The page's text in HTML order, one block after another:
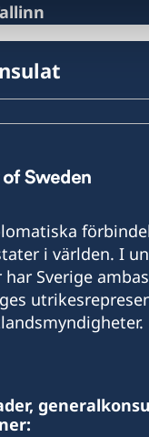
Narva
kl 10–12
den
i världen. I
Sverige